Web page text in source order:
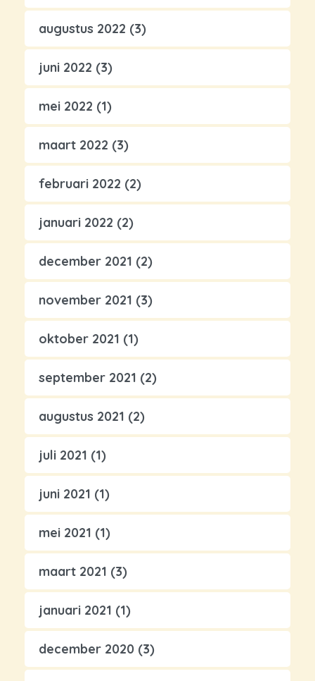
augustus 2022 (3)
juni 2022 (3)
mei 2022 (1)
maart 2022 (3)
februari 2022 (2)
januari 2022 (2)
december 2021 (2)
november 2021 (3)
oktober 2021 (1)
september 2021 (2)
augustus 2021 (2)
juli 2021 (1)
juni 2021 (1)
mei 2021 (1)
maart 2021 (3)
januari 2021 (1)
december 2020 (3)